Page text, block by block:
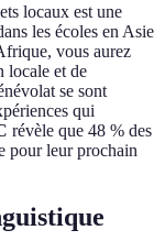
locaux est une
les écoles en Asie
vous aurez
locale et de
se sont
qui
révèle que 48 % des
pour leur prochain